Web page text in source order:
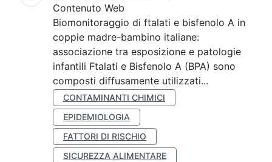
Contenuto Web
Biomonitoraggio di ftalati e bisfenolo A in
coppie madre-bambino italiane:
associazione tra esposizione e patologie
infantili Ftalati e Bisfenolo A (BPA) sono
composti diffusamente utilizzati...
CONTAMINANTI CHIMICI
EPIDEMIOLOGIA
FATTORI DI RISCHIO
SICUREZZA ALIMENTARE